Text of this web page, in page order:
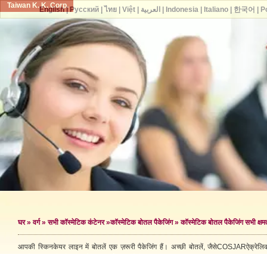
Taiwan K. K. Corp.
घर»वर्ग»सभी कॉस्मेटिक कंटेनर»कॉस्मेटिक बोतल पैकेजिंग» कॉस्मेटिक बोतल पैकेजिंग सभी
आपकी स्किनकेयर लाइन में बोतलें एक ज़रूरी पैकेजिंग हैं। अच्छी बोतलें,
English| Русский| ไทย| Việt| العربية Indonesia| Italiano| 한국어